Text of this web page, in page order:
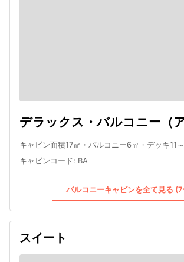
デラックス・バルコニー（
キャビン面積17㎡・バルコニー6㎡・デッキ11
キャビンコード: BA
バルコニーキャビンを全て見る
スイート